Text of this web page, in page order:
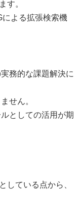
す。
よる拡張検索機
務的な課題解決に
せん。
としての活用が期
している点から、